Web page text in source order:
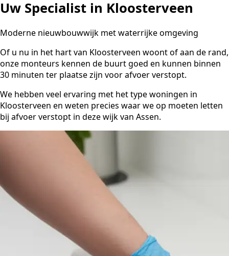
Uw Specialist in Kloosterveen
Moderne nieuwbouwwijk met waterrijke omgeving
Of u nu in het hart van Kloosterveen woont of aan de rand,
onze monteurs kennen de buurt goed en kunnen binnen
30 minuten ter plaatse zijn voor afvoer verstopt.
We hebben veel ervaring met het type woningen in
Kloosterveen en weten precies waar we op moeten letten
bij afvoer verstopt in deze wijk van Assen.